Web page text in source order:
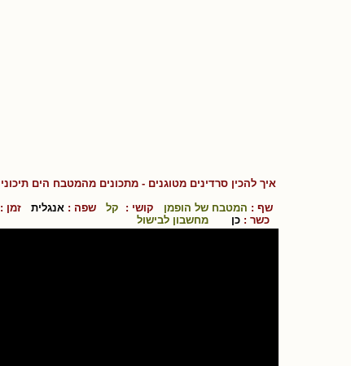
איך להכין סרדינים מטוגנים - מתכונים מהמטבח הים תיכוני
שף : המטבח של הופמן קושי : קל שפה : אנגלית זמן :
כשר : כן מחשבון לבישול